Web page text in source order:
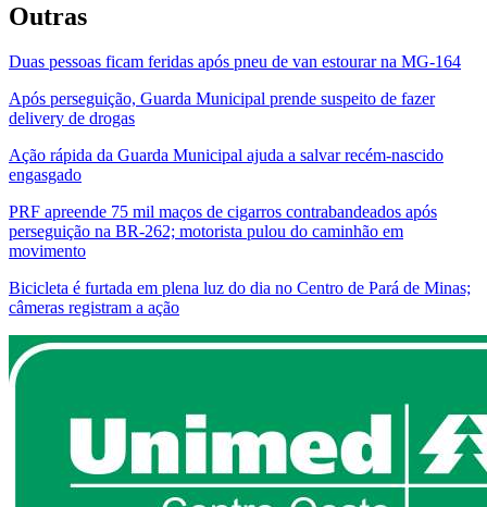
Outras
Duas pessoas ficam feridas após pneu de van estourar na MG-164
Após perseguição, Guarda Municipal prende suspeito de fazer
delivery de drogas
Ação rápida da Guarda Municipal ajuda a salvar recém-nascido
engasgado
PRF apreende 75 mil maços de cigarros contrabandeados após
perseguição na BR-262; motorista pulou do caminhão em
movimento
Bicicleta é furtada em plena luz do dia no Centro de Pará de Minas;
câmeras registram a ação